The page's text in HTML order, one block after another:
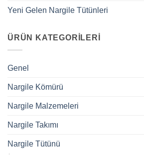
Yeni Gelen Nargile Tütünleri
ÜRÜN KATEGORILERI
Genel
Nargile Kömürü
Nargile Malzemeleri
Nargile Takımı
Nargile Tütünü